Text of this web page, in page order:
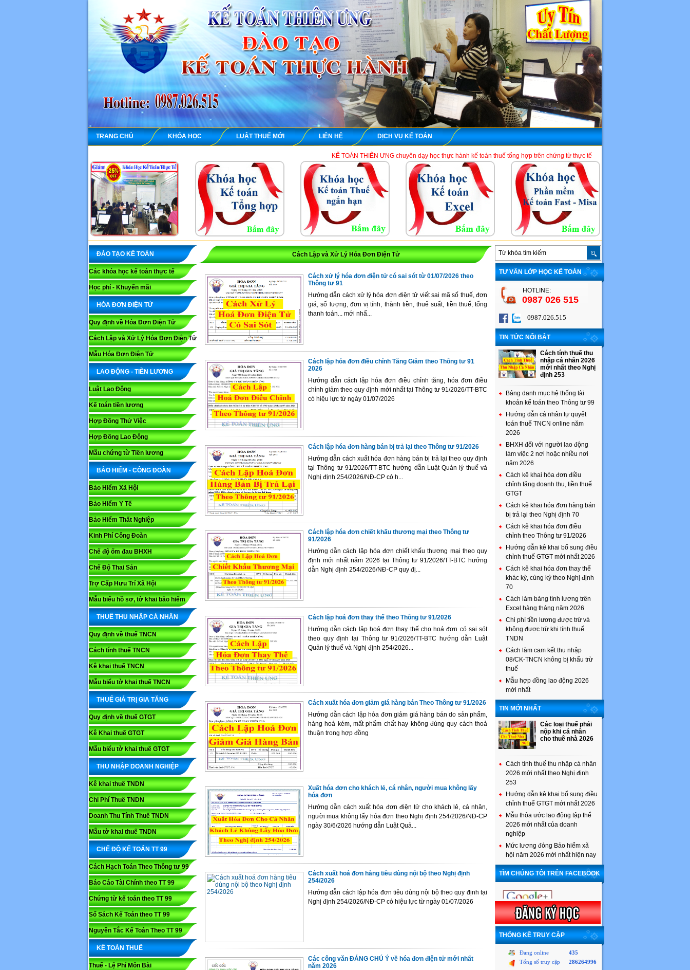
TRANG CHỦ KHÓA HỌC LUẬT THUẾ MỚI LIÊN HỆ DỊCH VỤ KẾ TOÁN
KẾ TOÁN THIÊN ƯNG chuyên dạy học thực hành kế toán thuế tổng hợp trên chứng từ thực tế và phần mềm HTKK, Excel, Misa. Là một địa
HCM
ĐÀO TẠO KẾ TOÁN
Các khóa học kế toán thực tế
Học phí - Khuyến mãi
HÓA ĐƠN ĐIỆN TỬ
Quy định về Hóa Đơn Điện Tử
Cách Lập và Xử Lý Hóa Đơn Điện Tử
Mẫu Hóa Đơn Điện Tử
LAO ĐỘNG - TIỀN LƯƠNG
Luật Lao Động
Kế toán tiền lương
Hợp Đồng Thử Việc
Hợp Đồng Lao Động
Mẫu chứng từ Tiền lương
BẢO HIỂM - CÔNG ĐOÀN
Bảo Hiểm Xã Hội
Bảo Hiểm Y Tế
Bảo Hiểm Thất Nghiệp
Kinh Phí Công Đoàn
Chế độ ốm đau BHXH
Chế Độ Thai Sản
Trợ Cấp Hưu Trí Xã Hội
Mẫu biểu hồ sơ, tờ khai bảo hiểm
THUẾ THU NHẬP CÁ NHÂN
Quy định về thuế TNCN
Cách tính thuế TNCN
Kê khai thuế TNCN
Mẫu biểu tờ khai thuế TNCN
THUẾ GIÁ TRỊ GIA TĂNG
Quy định về thuế GTGT
Kê Khai thuế GTGT
Mẫu biểu tờ khai thuế GTGT
THU NHẬP DOANH NGHIỆP
Kê khai thuế TNDN
Chi Phí Thuế TNDN
Doanh Thu Tính Thuế TNDN
Mẫu tờ khai thuế TNDN
CHẾ ĐỘ KẾ TOÁN TT 99
Cách Hạch Toán Theo Thông tư 99
Báo Cáo Tài Chính theo TT 99
Chứng từ kế toán theo TT 99
Sổ Sách Kế Toán theo TT 99
Nguyên Tắc Kế Toán Theo TT 99
KẾ TOÁN THUẾ
Thuế - Lệ Phí Môn Bài
Cách Lập và Xử Lý Hóa Đơn Điện Tử
Cách xử lý hóa đơn điện tử có sai sót từ 01/07/2026 theo
Thông tư 91
Hướng dẫn cách xử lý hóa đơn điện tử viết sai mã số thuế, đơn
giá, số lượng, đơn vị tính, thành tiền, thuế suất, tiền thuế, tổng
thanh toán... mới nhấ...
Cách lập hóa đơn điều chỉnh Tăng Giảm theo Thông tư 91
2026
Hướng dẫn cách lập hóa đơn điều chỉnh tăng, hóa đơn điều
chỉnh giảm theo quy định mới nhất tại Thông tư 91/2026/TT-BTC
có hiệu lực từ ngày 01/07/2026
Cách lập hóa đơn hàng bán bị trả lại theo Thông tư 91/2026
Hướng dẫn cách xuất hóa đơn hàng bán bị trả lại theo quy định
tại Thông tư 91/2026/TT-BTC hướng dẫn Luật Quản lý thuế và
Nghị định 254/2026/NĐ-CP có h...
Cách lập hóa đơn chiết khấu thương mại theo Thông tư
91/2026
Hướng dẫn cách lập hóa đơn chiết khấu thương mại theo quy
định mới nhất năm 2026 tại Thông tư 91/2026/TT-BTC hướng
dẫn Nghị định 254/2026/NĐ-CP quy đị...
Cách lập hoá đơn thay thế theo Thông tư 91/2026
Hướng dẫn cách lập hoá đơn thay thế cho hoá đơn có sai sót
theo quy định tại Thông tư 91/2026/TT-BTC hướng dẫn Luật
Quản lý thuế và Nghị định 254/2026...
Cách xuất hóa đơn giảm giá hàng bán Theo Thông tư 91/2026
Hướng dẫn cách lập hóa đơn giảm giá hàng bán do sản phẩm,
hàng hoá kém, mất phẩm chất hay không đúng quy cách thoả
thuận trong hợp đồng
Xuất hóa đơn cho khách lẻ, cá nhân, người mua không lấy
hóa đơn
Hướng dẫn cách xuất hóa đơn điện tử cho khách lẻ, cá nhân,
người mua không lấy hóa đơn theo Nghị định 254/2026/NĐ-CP
ngày 30/6/2026 hướng dẫn Luật Quả...
Cách xuất hoá đơn hàng tiêu dùng nội bộ theo Nghị định
254/2026
Hướng dẫn cách lập hóa đơn tiêu dùng nội bộ theo quy định tại
Nghị định 254/2026/NĐ-CP có hiệu lực từ ngày 01/07/2026
Các công văn ĐÁNG CHÚ Ý về hóa đơn điện tử mới nhất
năm 2026
TƯ VẤN LỚP HỌC KẾ TOÁN
0987 026 515
HOTLINE:
0987.026.515
TIN TỨC NỔI BẬT
Cách tính thuế thu
nhập cá nhân 2026
mới nhất theo Nghị
định 253
Bảng danh mục hệ thống tài
khoản kế toán theo Thông tư 99
Hướng dẫn cá nhân tự quyết
toán thuế TNCN online năm
2026
BHXH đối với người lao động
làm việc 2 nơi hoặc nhiều nơi
năm 2026
Cách kê khai hóa đơn điều
chỉnh tăng doanh thu, tiền thuế
GTGT
Cách kê khai hóa đơn hàng bán
bị trả lại theo Nghị định 70
Cách kê khai hóa đơn điều
chỉnh theo Thông tư 91/2026
Hướng dẫn kê khai bổ sung điều
chỉnh thuế GTGT mới nhất 2026
Cách kê khai hóa đơn thay thế
khác kỳ, cùng kỳ theo Nghị định
70
Cách làm bảng tính lương trên
Excel hàng tháng năm 2026
Chi phí tiền lương được trừ và
không được trừ khi tính thuế
TNDN
Cách làm cam kết thu nhập
08/CK-TNCN không bị khấu trừ
thuế
Mẫu hợp đồng lao động 2026
mới nhất
TIN MỚI NHẤT
Các loại thuế phải
nộp khi cá nhân
cho thuê nhà 2026
Cách tính thuế thu nhập cá nhân
2026 mới nhất theo Nghị định
253
Hướng dẫn kê khai bổ sung điều
chỉnh thuế GTGT mới nhất 2026
Mẫu thỏa ước lao động tập thể
2026 mới nhất của doanh
nghiệp
Mức lương đóng Bảo hiểm xã
hội năm 2026 mới nhất hiện nay
TÌM CHÚNG TÔI TRÊN FACEBOOK
THỐNG KÊ TRUY CẬP
Đang online
435
Tổng số truy cập
286264996